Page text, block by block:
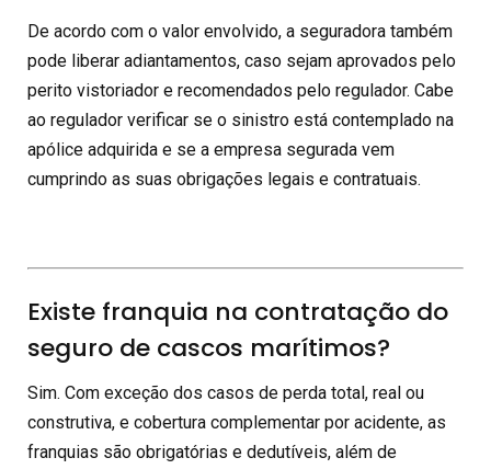
De acordo com o valor envolvido, a seguradora também
pode liberar adiantamentos, caso sejam aprovados pelo
perito vistoriador e recomendados pelo regulador. Cabe
ao regulador verificar se o sinistro está contemplado na
apólice adquirida e se a empresa segurada vem
cumprindo as suas obrigações legais e contratuais.
Existe franquia na contratação do
seguro de cascos marítimos?
Sim. Com exceção dos casos de perda total, real ou
construtiva, e cobertura complementar por acidente, as
franquias são obrigatórias e dedutíveis, além de